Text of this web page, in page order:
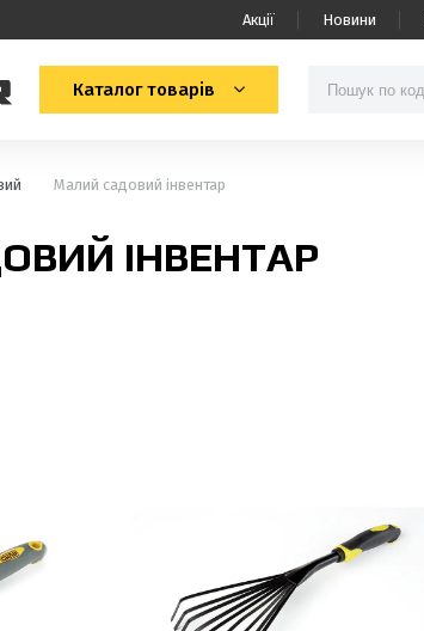
Акції Новини
Каталог товарів
Малий садовий інвентар
ІНВЕНТАР